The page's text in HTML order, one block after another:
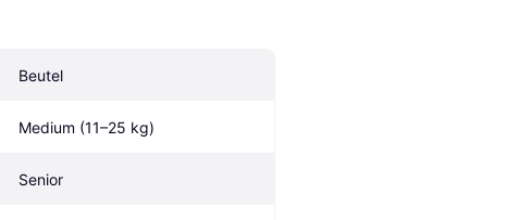
Beutel
Medium (11–25 kg)
Senior